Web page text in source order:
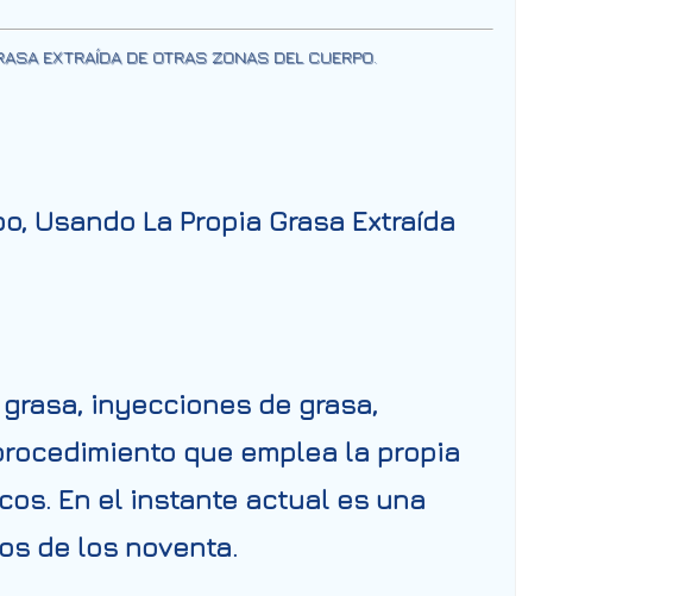
EXTRAÍDA DE OTRAS ZONAS DEL CUERPO.
Usando La Propia Grasa Extraída
inyecciones de grasa,
que emplea la propia
En el instante actual es una
de los noventa.